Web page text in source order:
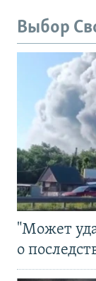
Выбор
"Может
о